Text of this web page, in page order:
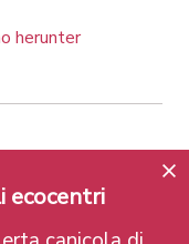
herunter
ecocentri